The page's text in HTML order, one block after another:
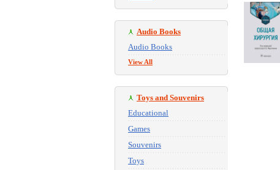
Audio Books
Audio Books
View All
Toys and Souvenirs
Educational
Games
Souvenirs
Toys